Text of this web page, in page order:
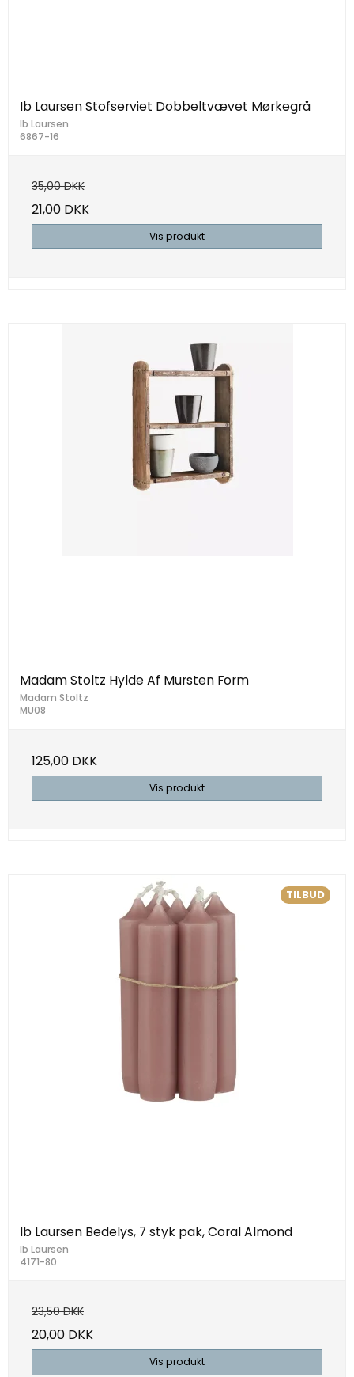
Ib Laursen Stofserviet Dobbeltvævet Mørkegrå
Ib Laursen
6867-16
35,00 DKK
21,00 DKK
Vis produkt
Madam Stoltz Hylde Af Mursten Form
Madam Stoltz
MU08
125,00 DKK
Vis produkt
TILBUD
Ib Laursen Bedelys, 7 styk pak, Coral Almond
Ib Laursen
4171-80
23,50 DKK
20,00 DKK
Vis produkt